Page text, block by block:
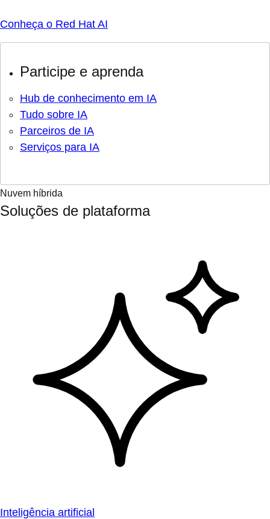
Conheça o Red Hat AI
Participe e aprenda
Hub de conhecimento em IA
Tudo sobre IA
Parceiros de IA
Serviços para IA
Nuvem híbrida
Soluções de plataforma
Inteligência artificial